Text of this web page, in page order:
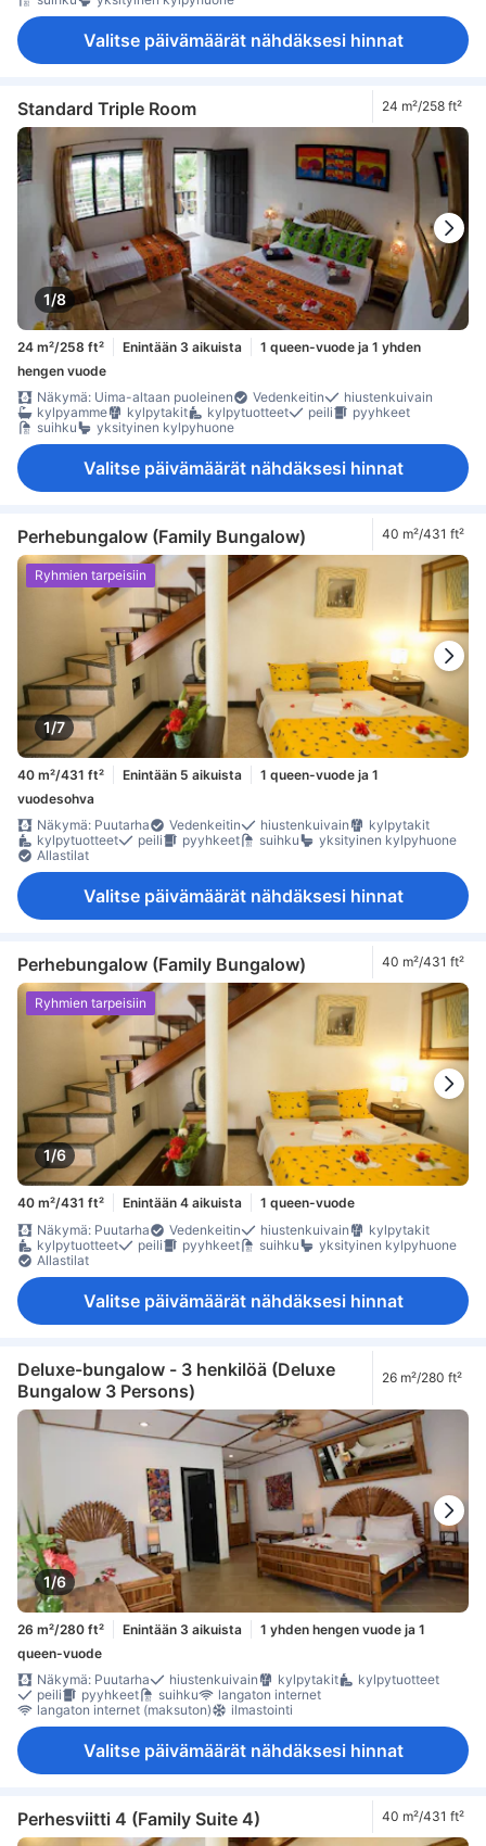
Valitse päivämäärät nähdäksesi hinnat
Standard Triple Room 24 m²/258 ft²
1/8
24 m²/258 ft² Enintään 3 aikuista
1 queen-vuode ja 1 yhden
hengen vuode
Näkymä: Uima-altaan puoleinen
Vedenkeitin
hiustenkuivain
kylpyamme
kylpytakit kylpytuotteet peili
pyyhkeet
suihku
yksityinen kylpyhuone
Valitse päivämäärät nähdäksesi hinnat
Perhebungalow (Family Bungalow) 40 m²/431 ft²
1/7
Ryhmien tarpeisiin
40 m²/431 ft² Enintään 5 aikuista
1 queen-vuode ja 1
vuodesohva
Näkymä: Puutarha
Vedenkeitin hiustenkuivain
kylpytakit
kylpytuotteet
peili pyyhkeet suihku
yksityinen kylpyhuone
Allastilat
Valitse päivämäärät nähdäksesi hinnat
Perhebungalow (Family Bungalow) 40 m²/431 ft²
1/6
Ryhmien tarpeisiin
40 m²/431 ft² Enintään 4 aikuista
1 queen-vuode
Näkymä: Puutarha
Vedenkeitin hiustenkuivain
kylpytakit
kylpytuotteet
peili pyyhkeet suihku
yksityinen kylpyhuone
Allastilat
Valitse päivämäärät nähdäksesi hinnat
Deluxe-bungalow - 3 henkilöä (Deluxe
Bungalow 3 Persons)
26 m²/280 ft²
1/6
26 m²/280 ft² Enintään 3 aikuista
1 yhden hengen vuode ja 1
queen-vuode
Näkymä: Puutarha
hiustenkuivain kylpytakit
kylpytuotteet
peili
pyyhkeet suihku
langaton internet
langaton internet (maksuton)
ilmastointi
Valitse päivämäärät nähdäksesi hinnat
Perhesviitti 4 (Family Suite 4) 40 m²/431 ft²